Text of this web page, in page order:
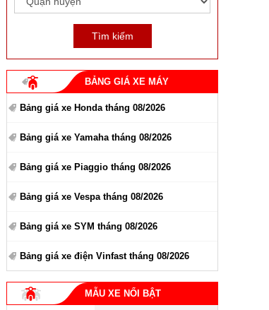
BẢNG GIÁ XE MÁY
Bảng giá xe Honda tháng 08/2026
Bảng giá xe Yamaha tháng 08/2026
Bảng giá xe Piaggio tháng 08/2026
Bảng giá xe Vespa tháng 08/2026
Bảng giá xe SYM tháng 08/2026
Bảng giá xe điện Vinfast tháng 08/2026
MẪU XE NỔI BẬT